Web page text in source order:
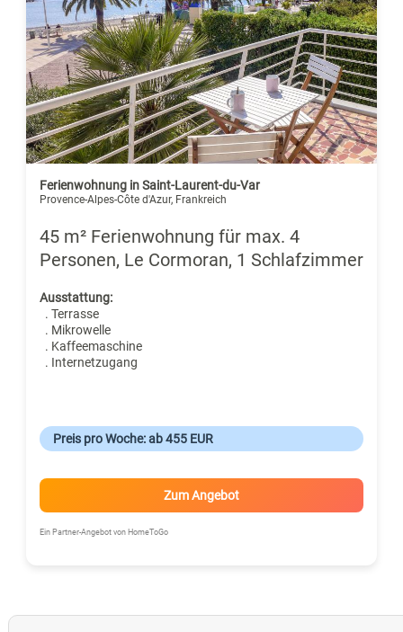
Ferienwohnung in Saint-Laurent-du-Var
Provence-Alpes-Côte d'Azur, Frankreich
45 m² Ferienwohnung für max. 4
Personen, Le Cormoran, 1 Schlafzimmer
Ausstattung:
. Terrasse
. Mikrowelle
. Kaffeemaschine
. Internetzugang
Preis pro Woche: ab 455 EUR
Zum Angebot
Ein Partner-Angebot von HomeToGo